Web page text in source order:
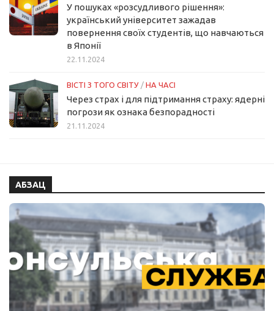
У пошуках «розсудливого рішення»:
український університет зажадав
повернення своїх студентів, що навчаються
в Японії
22.11.2024
ВІСТІ З ТОГО СВІТУ / НА ЧАСІ
Через страх і для підтримання страху: ядерні
погрози як ознака безпорадності
21.11.2024
АБЗАЦ